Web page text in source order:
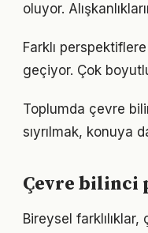
oluyor.
Farklı
geçiyor. Çok
Toplumda çevre
sıyrılmak, konuya
Çevre bilinci
Bireysel